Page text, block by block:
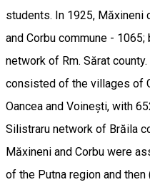
students. In 1925, Măxineni
and Corbu commune -
network of Rm. Sărat
consisted of the villages of
Oancea and Voinești, with
Silistraru network of Brăila
Măxineni and Corbu were
of the Putna region and